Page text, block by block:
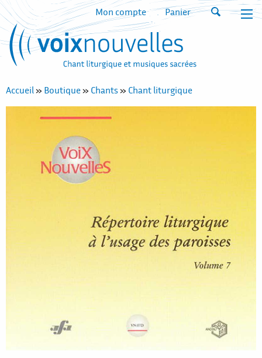
Mon compte Panier
Accueil» Boutique» Chants» Chant liturgique